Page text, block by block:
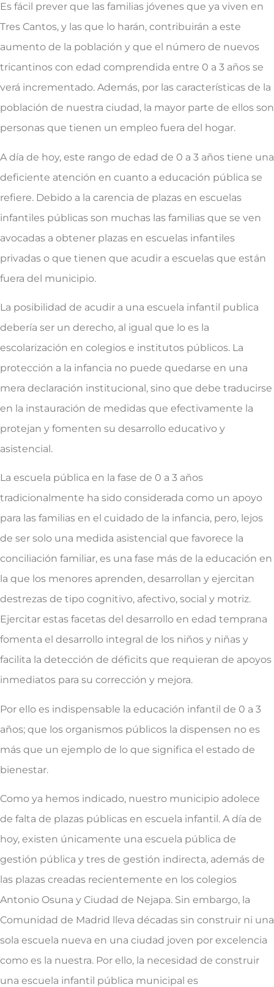
Es fácil prever que las familias jóvenes que ya viven en
Tres Cantos, y las que lo harán, contribuirán a este
aumento de la población y que el número de nuevos
tricantinos con edad comprendida entre 0 a 3 años se
verá incrementado. Además, por las características de la
población de nuestra ciudad, la mayor parte de ellos son
personas que tienen un empleo fuera del hogar.
A día de hoy, este rango de edad de 0 a 3 años tiene una
deficiente atención en cuanto a educación pública se
refiere. Debido a la carencia de plazas en escuelas
infantiles públicas son muchas las familias que se ven
avocadas a obtener plazas en escuelas infantiles
privadas o que tienen que acudir a escuelas que están
fuera del municipio.
La posibilidad de acudir a una escuela infantil publica
debería ser un derecho, al igual que lo es la
escolarización en colegios e institutos públicos. La
protección a la infancia no puede quedarse en una
mera declaración institucional, sino que debe traducirse
en la instauración de medidas que efectivamente la
protejan y fomenten su desarrollo educativo y
asistencial.
La escuela pública en la fase de 0 a 3 años
tradicionalmente ha sido considerada como un apoyo
para las familias en el cuidado de la infancia, pero, lejos
de ser solo una medida asistencial que favorece la
conciliación familiar, es una fase más de la educación en
la que los menores aprenden, desarrollan y ejercitan
destrezas de tipo cognitivo, afectivo, social y motriz.
Ejercitar estas facetas del desarrollo en edad temprana
fomenta el desarrollo integral de los niños y niñas y
facilita la detección de déficits que requieran de apoyos
inmediatos para su corrección y mejora.
Por ello es indispensable la educación infantil de 0 a 3
años; que los organismos públicos la dispensen no es
más que un ejemplo de lo que significa el estado de
bienestar.
Como ya hemos indicado, nuestro municipio adolece
de falta de plazas públicas en escuela infantil. A día de
hoy, existen únicamente una escuela pública de
gestión pública y tres de gestión indirecta, además de
las plazas creadas recientemente en los colegios
Antonio Osuna y Ciudad de Nejapa. Sin embargo, la
Comunidad de Madrid lleva décadas sin construir ni una
sola escuela nueva en una ciudad joven por excelencia
como es la nuestra. Por ello, la necesidad de construir
una escuela infantil pública municipal es